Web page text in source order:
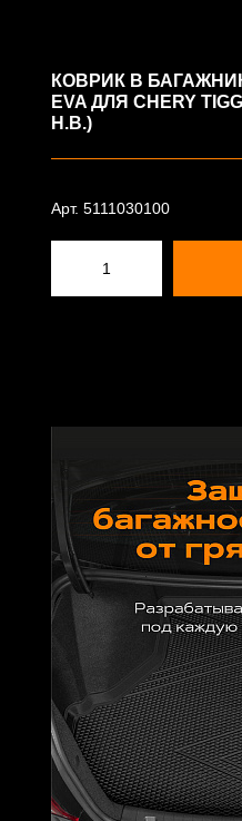
КОВРИК В
EVA ДЛЯ CHERY
Н.В.)
Арт. 5111030100